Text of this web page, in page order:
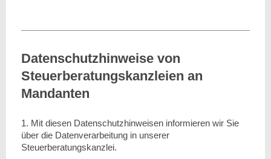
Datenschutzhinweise von
Steuerberatungskanzleien an
Mandanten
1. Mit diesen Datenschutzhinweisen informieren wir Sie
über die Datenverarbeitung in unserer
Steuerberatungskanzlei.